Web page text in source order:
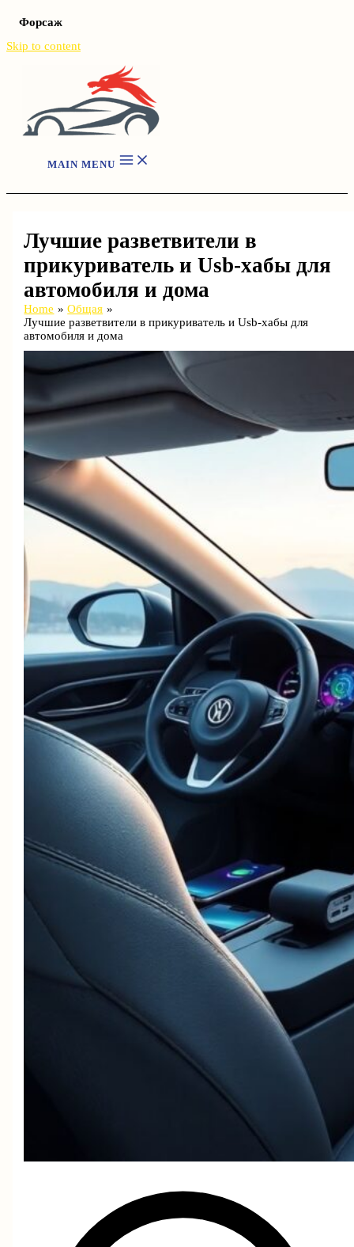
Форсаж
Skip to content
MAIN MENU
Лучшие разветвители в
прикуриватель и Usb-хабы для
автомобиля и дома
Home
Общая
Лучшие разветвители в прикуриватель и Usb-хабы для
автомобиля и дома